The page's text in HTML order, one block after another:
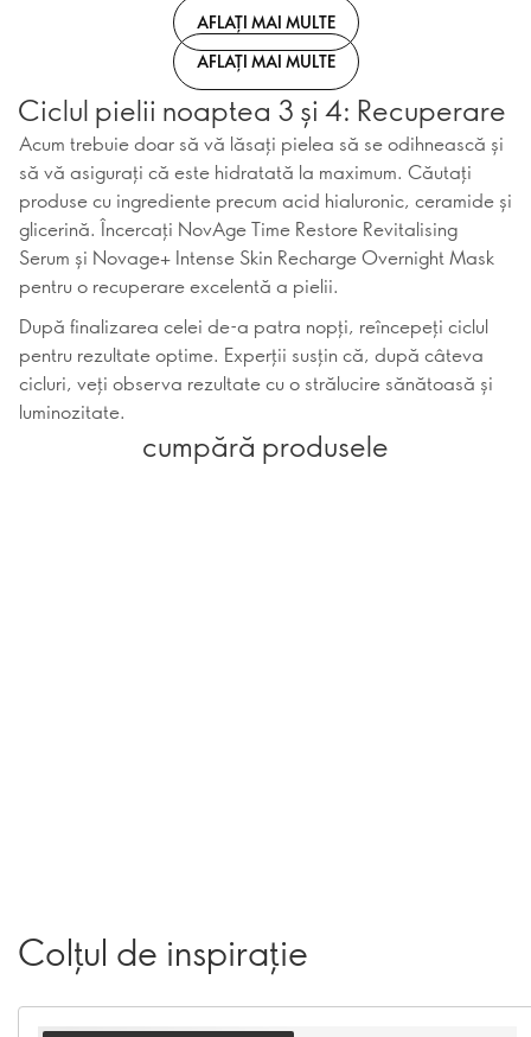
AFLAȚI MAI MULTE
AFLAȚI MAI MULTE
Ciclul pielii noaptea 3 și 4: Recuperare
Acum trebuie doar să vă lăsați pielea să se odihnească și
să vă asigurați că este hidratată la maximum. Căutați
produse cu ingrediente precum acid hialuronic, ceramide și
glicerină. Încercați NovAge Time Restore Revitalising
Serum și Novage+ Intense Skin Recharge Overnight Mask
pentru o recuperare excelentă a pielii.
După finalizarea celei de-a patra nopți, reîncepeți ciclul
pentru rezultate optime. Experții susțin că, după câteva
cicluri, veți observa rezultate cu o strălucire sănătoasă și
luminozitate.
cumpără produsele
Colțul de inspirație